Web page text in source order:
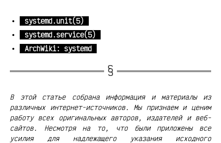
systemd.unit(5)
systemd.service(5)
ArchWiki: systemd
В этой статье собрана информация и материалы из
различных интернет-источников. Мы признаем и ценим
работу всех оригинальных авторов, издателей и веб-
сайтов. Несмотря на то, что были приложены все
усилия для надлежащего указания исходного